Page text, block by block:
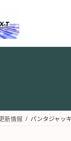
新情報 パンタジャッキ